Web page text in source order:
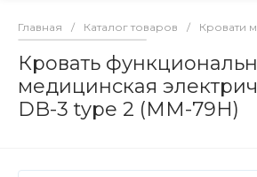
Главная / Каталог товаров / Кровати
Кровать
медицинская
DB-3 type 2 (MM-79H)